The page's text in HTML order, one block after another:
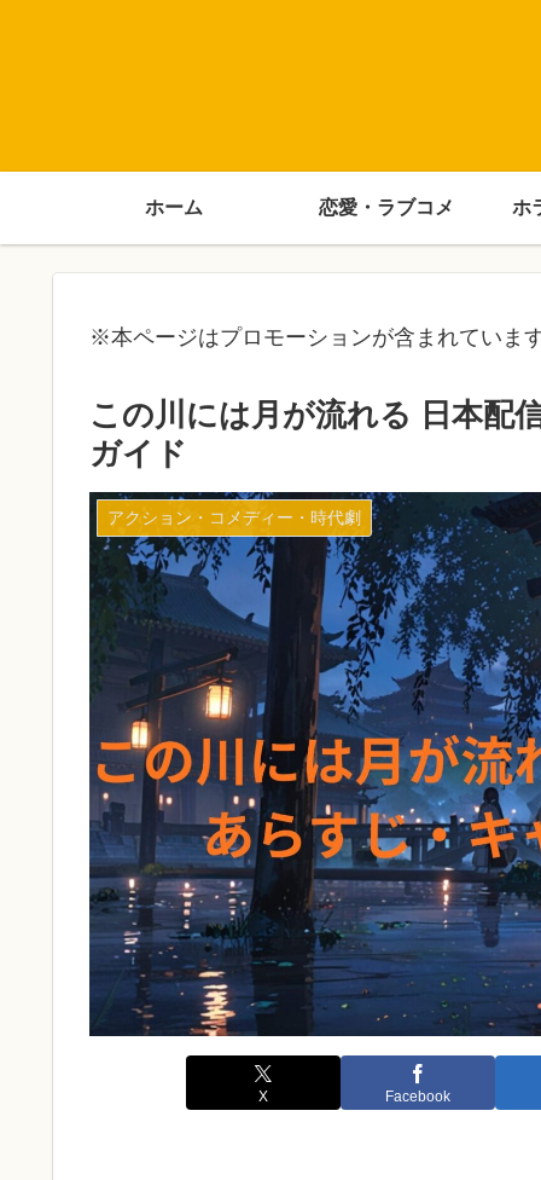
ホーム 恋愛・ラブコメ ホ
※本ページはプロモーションが含まれていま
この川には月が流れる 日本配
ガイド
アクション・コメディー・時代劇
X Facebook